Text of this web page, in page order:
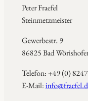
Peter Fraefel
Steinmetzmeister
Gewerbestr. 9
86825 Bad
Telefon: +49 (0)
E-Mail: